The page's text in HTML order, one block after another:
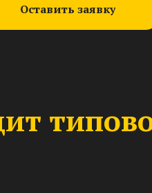
Оставить заявку